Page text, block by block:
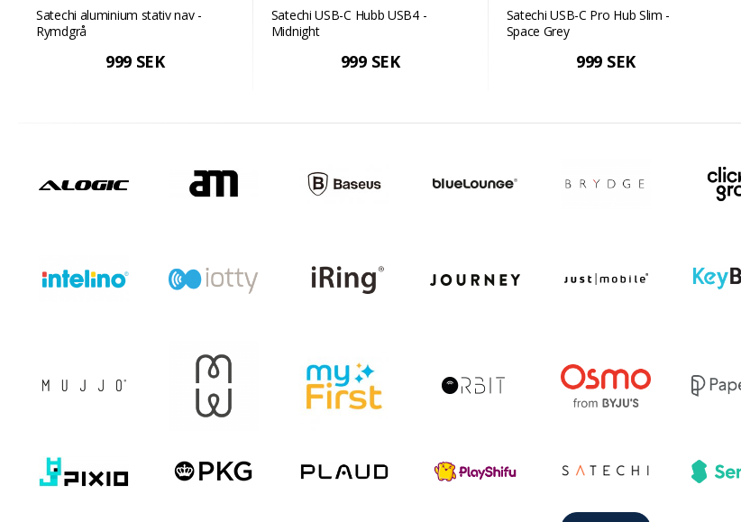
Satechi aluminium stativ nav -
Rymdgrå
999 SEK
Satechi USB-C Hubb USB4 -
Midnight
999 SEK
Satechi USB-C Pro Hub Slim -
Space Grey
999 SEK